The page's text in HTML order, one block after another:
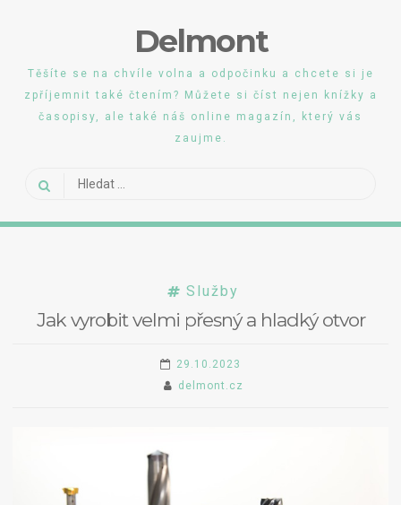
Delmont
Těšíte se na chvíle volna a odpočinku a chcete si je
zpříjemnit také čtením? Můžete si číst nejen knížky a
časopisy, ale také náš online magazín, který vás
zaujme.
Vyhledávání
Služby
Jak vyrobit velmi přesný a hladký otvor
29.10.2023
delmont.cz